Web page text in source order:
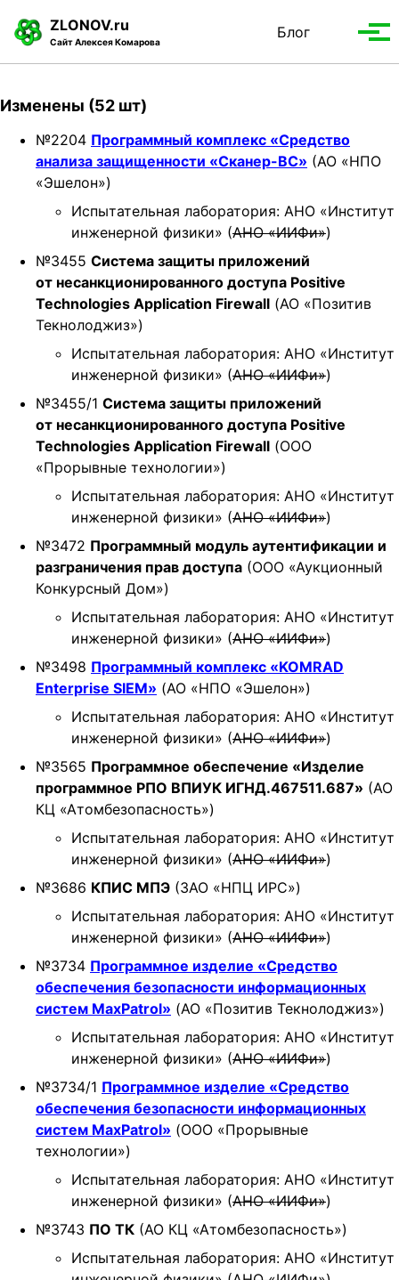
ttt
ZLONOV.ru
Сайт Алексея Комарова
Блог
Toggle
Изменены (52 шт)
№2204 Программный комплекс «Средство
анализа защищенности «Сканер-ВС» (АО «НПО
«Эшелон»)
Испытательная лаборатория: АНО «Институт
инженерной физики» (АНО «ИИФи»)
№3455 Cистема защиты приложений
от несанкционированного доступа Positive
Technologies Application Firewall (АО «Позитив
Текнолоджиз»)
Испытательная лаборатория: АНО «Институт
инженерной физики» (АНО «ИИФи»)
№3455/1 Cистема защиты приложений
от несанкционированного доступа Positive
Technologies Application Firewall (ООО
«Прорывные технологии»)
Испытательная лаборатория: АНО «Институт
инженерной физики» (АНО «ИИФи»)
№3472 Программный модуль аутентификации и
разграничения прав доступа (ООО «Аукционный
Конкурсный Дом»)
Испытательная лаборатория: АНО «Институт
инженерной физики» (АНО «ИИФи»)
№3498 Программный комплекс «KOMRAD
Enterprise SIEM» (АО «НПО «Эшелон»)
Испытательная лаборатория: АНО «Институт
инженерной физики» (АНО «ИИФи»)
№3565 Программное обеспечение «Изделие
программное РПО ВПИУК ИГНД.467511.687» (АО
КЦ «Атомбезопасность»)
Испытательная лаборатория: АНО «Институт
инженерной физики» (АНО «ИИФи»)
№3686 КПИС МПЭ (ЗАО «НПЦ ИРС»)
Испытательная лаборатория: АНО «Институт
инженерной физики» (АНО «ИИФи»)
№3734 Программное изделие «Средство
обеспечения безопасности информационных
систем MaxPatrol» (АО «Позитив Текнолоджиз»)
Испытательная лаборатория: АНО «Институт
инженерной физики» (АНО «ИИФи»)
№3734/1 Программное изделие «Средство
обеспечения безопасности информационных
систем MaxPatrol» (ООО «Прорывные
технологии»)
Испытательная лаборатория: АНО «Институт
инженерной физики» (АНО «ИИФи»)
№3743 ПО ТК (АО КЦ «Атомбезопасность»)
Испытательная лаборатория: АНО «Институт